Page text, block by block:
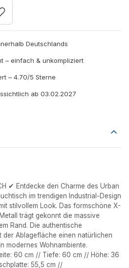
Deutschlands
– einfach & unkompliziert
– 4.70/5 Sterne
ab 03.02.2027
✔ Entdecke den Charme des Urban
im trendigen Industrial-Design
stilvollem Look. Das formschöne X-
trägt gekonnt die massive
Rand. Die authentische
der Ablagefläche einen natürlichen
modernes Wohnambiente.
60 cm // Tiefe: 60 cm // Höhe: 36
55,5 cm //